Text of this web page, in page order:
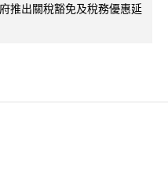
推出關稅豁免及稅務優惠延